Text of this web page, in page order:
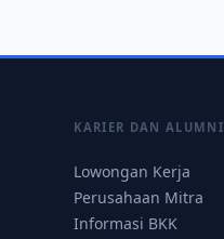
KARIER DAN ALUMNI
Lowongan Kerja
Perusahaan Mitra
Informasi BKK